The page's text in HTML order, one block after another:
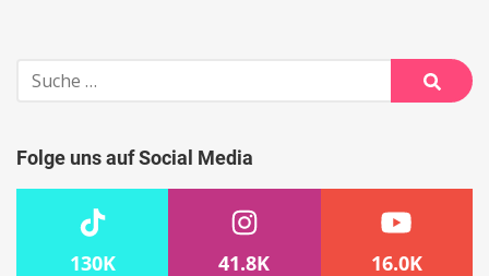
Suche
nach:
Suche
Folge uns auf Social Media
130K 41.8K 16.0K